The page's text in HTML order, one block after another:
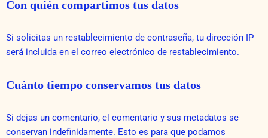
Con quién compartimos tus datos
Si solicitas un restablecimiento de contraseña, tu dirección IP
será incluida en el correo electrónico de restablecimiento.
Cuánto tiempo conservamos tus datos
Si dejas un comentario, el comentario y sus metadatos se
conservan indefinidamente. Esto es para que podamos